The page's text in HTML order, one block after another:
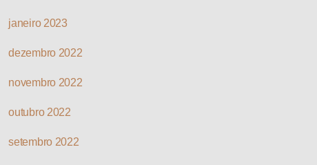
janeiro 2023
dezembro 2022
novembro 2022
outubro 2022
setembro 2022